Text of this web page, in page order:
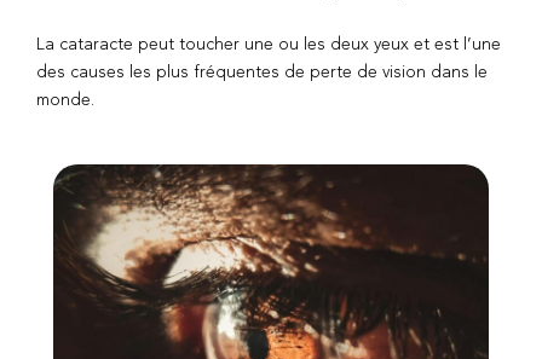
La cataracte peut toucher une ou les deux yeux et est l’une
des causes les plus fréquentes de perte de vision dans le
monde.